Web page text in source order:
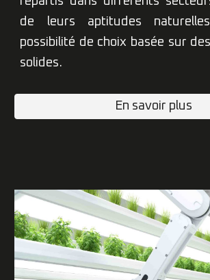
de leurs aptitudes
possibilité de choix basée sur
solides.
En savoir plus